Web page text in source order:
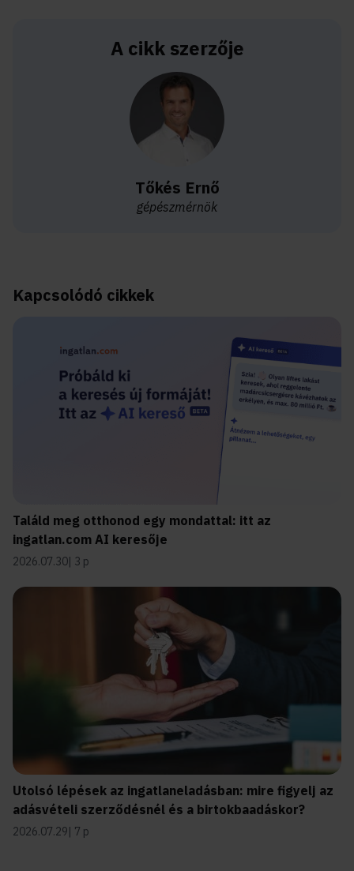
A cikk szerzője
Tőkés Ernő
gépészmérnök
Kapcsolódó cikkek
Találd meg otthonod egy mondattal: itt az
ingatlan.com AI keresője
2026.07.30 3 p
Utolsó lépések az ingatlaneladásban: mire figyelj az
adásvételi szerződésnél és a birtokbaadáskor?
2026.07.29 7 p